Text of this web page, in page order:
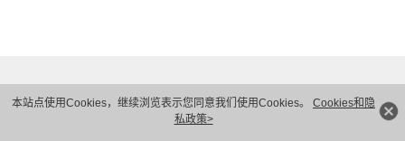
本站点使用Cookies，继续浏览表示您同意我们使用Cookies。 Cookies和隐
私政策>